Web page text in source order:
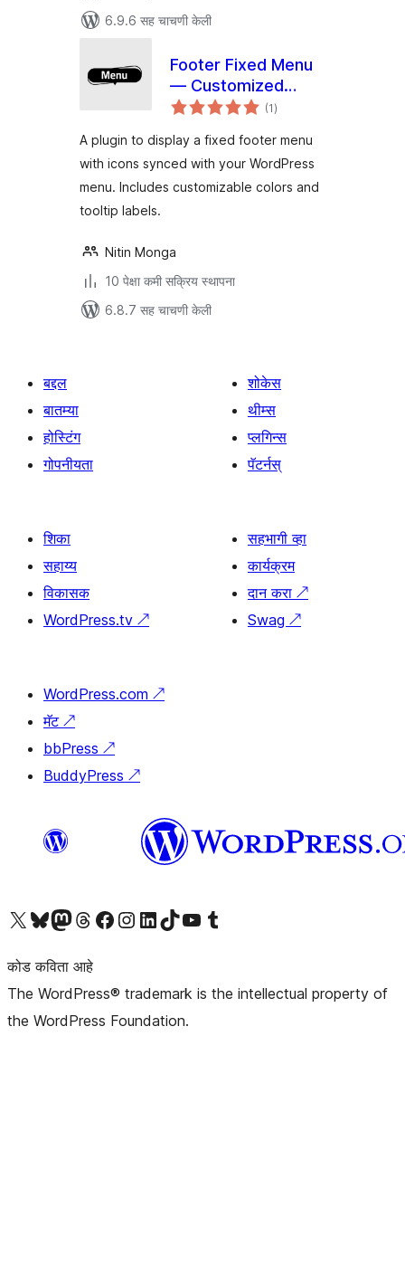
6.9.6 सह चाचणी केली
Footer Fixed Menu
— Customized
Bottom Navigation
(1एकूण
मूल्यांकन
)
A plugin to display a fixed footer menu
with icons synced with your WordPress
menu. Includes customizable colors and
tooltip labels.
Nitin Monga
10 पेक्षा कमी सक्रिय स्थापना
6.8.7 सह चाचणी केली
बद्दल
बातम्या
होस्टिंग
गोपनीयता
शोकेस
थीम्स
प्लगिन्स
पॅटर्नस्
शिका
सहाय्य
विकासक
WordPress.tv ↗
सहभागी व्हा
कार्यक्रम
दान करा ↗
Swag ↗
WordPress.com ↗
मॅट ↗
bbPress ↗
BuddyPress ↗
आमच्या X (एक्स) (पूर्वीचे ट्विटर) खात्याला भेट द्या आमच्या ब्लूस्की खात्याला भेट द्या.आमच्या Mastodon खात्याला भेट द्या.आमच्या थ्रेड्स खात्याला भेट द्या. आमच्या फेसबुक पेजला भेट द्या आमच्या इंस्टाग्राम खात्याला भेट द्या आमच्या लिंक्डइन खात्याला भेट द्या आमच्या टिकटॉक अकाउंटला भेट द्या.आमच्या यूट्यूब चॅनेलला भेट द्या आमच्या टंबलर खात्याला भेट द्या.
कोड कविता आहे
The WordPress® trademark is the intellectual property of
the WordPress Foundation.